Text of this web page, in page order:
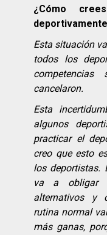
¿Cómo
Esta situación
todos los
cancelaron.
Esta
algunos
practicar el
creo que esto
los deportistas.
va a obligar
alternativos y
rutina normal
más ganas,